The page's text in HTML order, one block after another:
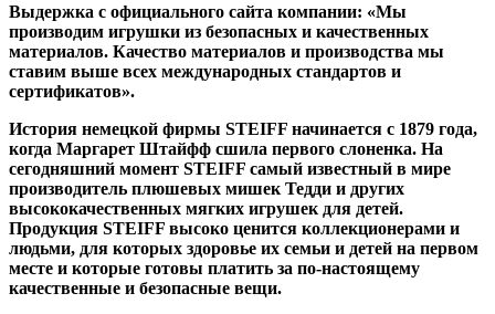
Выдержка с официального сайта компании: «Мы
производим игрушки из безопасных и качественных
материалов. Качество материалов и производства мы
ставим выше всех международных стандартов и
сертификатов».
История немецкой фирмы STEIFF начинается с 1879 года,
когда Маргарет Штайфф сшила первого слоненка. На
сегодняшний момент STEIFF самый известный в мире
производитель плюшевых мишек Тедди и других
высококачественных мягких игрушек для детей.
Продукция STEIFF высоко ценится коллекционерами и
людьми, для которых здоровье их семьи и детей на первом
месте и которые готовы платить за по-настоящему
качественные и безопасные вещи.